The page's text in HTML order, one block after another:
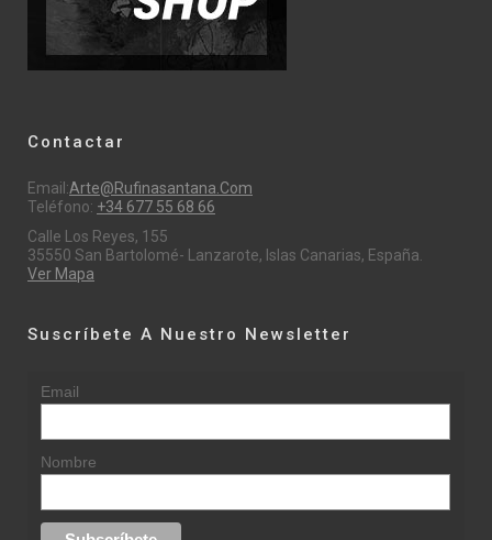
Contactar
Email:Arte@rufinasantana.com
Teléfono: +34 677 55 68 66
Calle Los Reyes, 155
35550 San Bartolomé- Lanzarote, Islas Canarias, España.
Ver Mapa
Suscríbete A Nuestro Newsletter
Email
Nombre